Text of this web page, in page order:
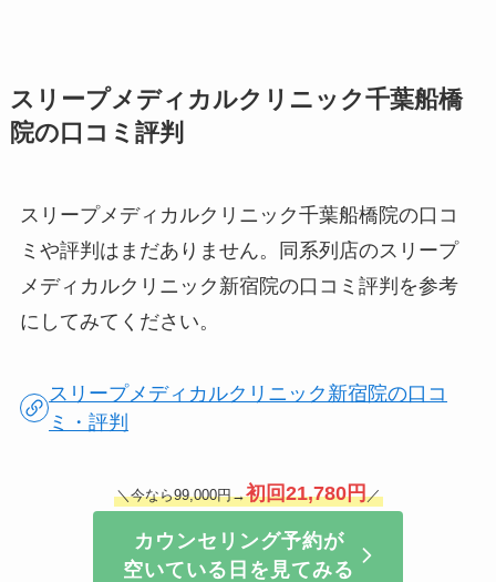
スリープメディカルクリニック千葉船橋
院の口コミ評判
スリープメディカルクリニック千葉船橋院の口コ
ミや評判はまだありません。同系列店のスリープ
メディカルクリニック新宿院の口コミ評判を参考
にしてみてください。
スリープメディカルクリニック新宿院の口コ
ミ・評判
＼今なら99,000円→初回21,780円／
カウンセリング予約が
空いている日を見てみる